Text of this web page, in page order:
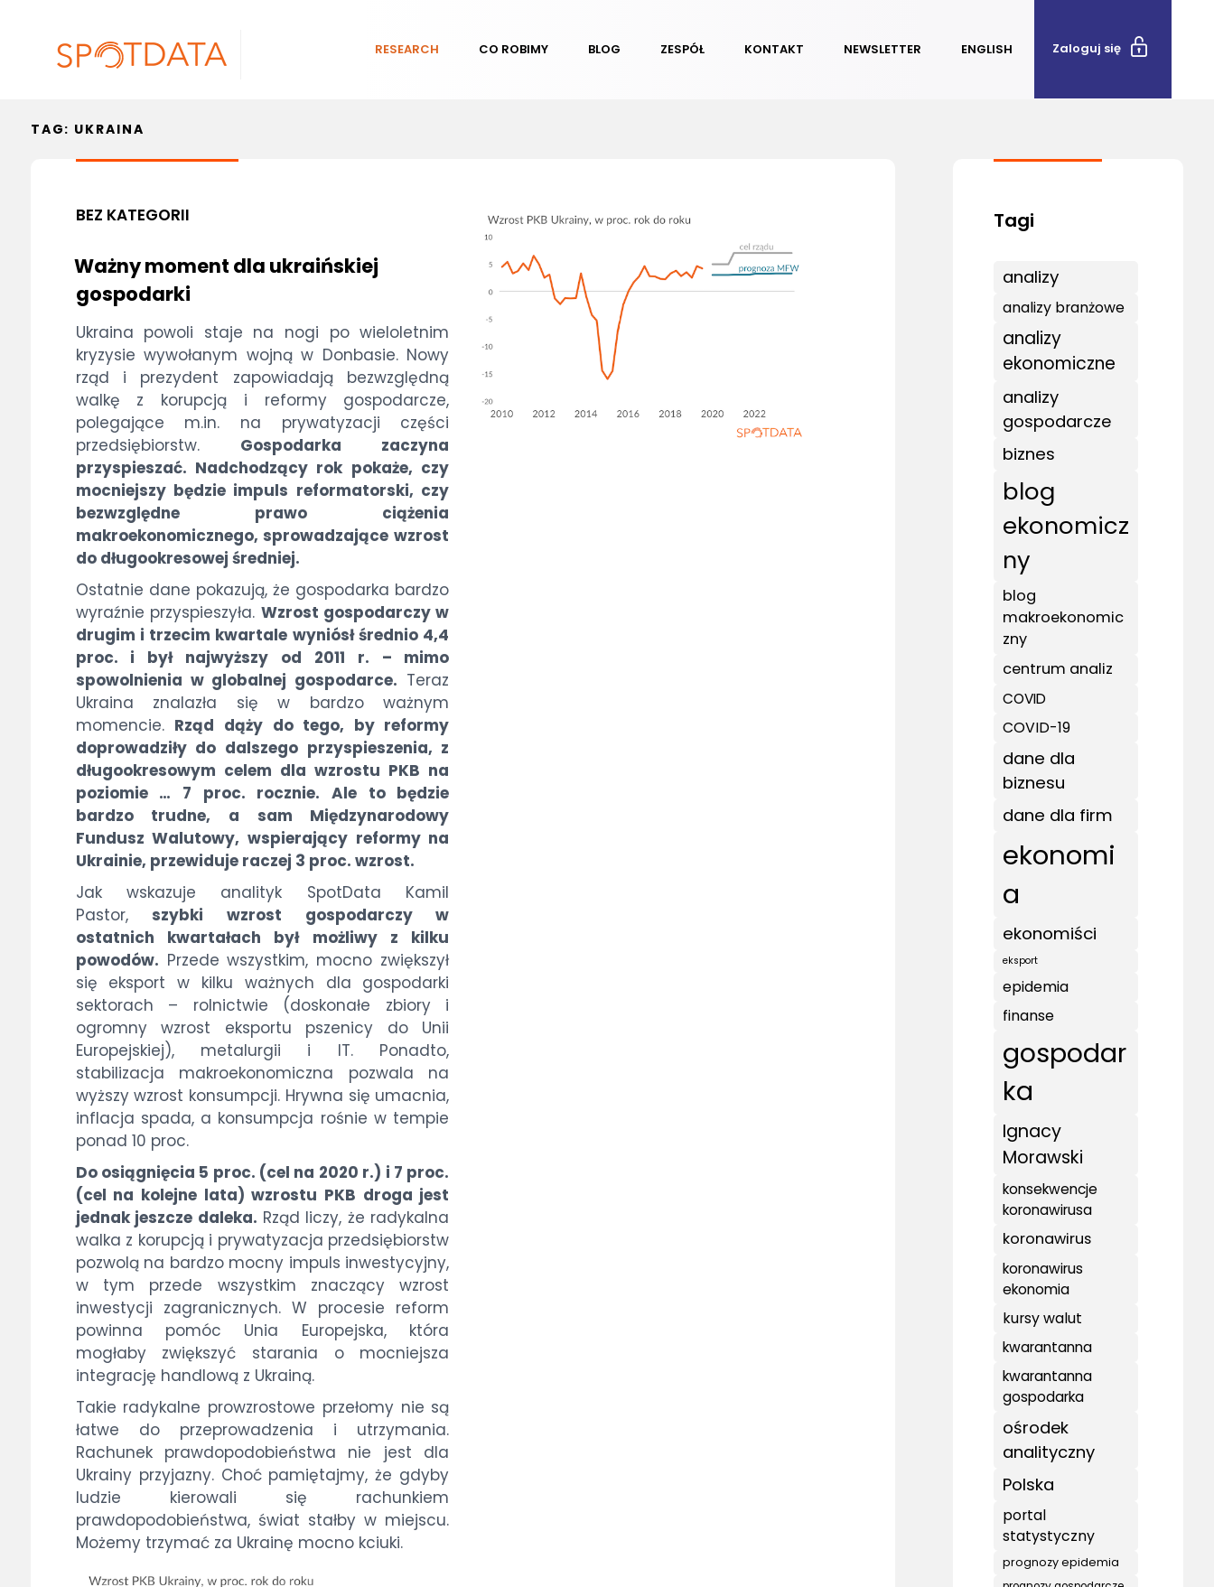
RESEARCH CO ROBIMY BLOG ZESPÓŁ KONTAKT NEWSLETTER ENGLISH Zaloguj się
TAG: UKRAINA
BEZ KATEGORII
Ważny moment dla ukraińskiej
gospodarki
Ukraina powoli staje na nogi po wieloletnim
kryzysie wywołanym wojną w Donbasie. Nowy
rząd i prezydent zapowiadają bezwzględną
walkę z korupcją i reformy gospodarcze,
polegające m.in. na prywatyzacji części
przedsiębiorstw. Gospodarka zaczyna
przyspieszać. Nadchodzący rok pokaże, czy
mocniejszy będzie impuls reformatorski, czy
bezwzględne prawo ciążenia
makroekonomicznego, sprowadzające wzrost
do długookresowej średniej.
Ostatnie dane pokazują, że gospodarka bardzo
wyraźnie przyspieszyła. Wzrost gospodarczy w
drugim i trzecim kwartale wyniósł średnio 4,4
proc. i był najwyższy od 2011 r. – mimo
spowolnienia w globalnej gospodarce. Teraz
Ukraina znalazła się w bardzo ważnym
momencie. Rząd dąży do tego, by reformy
doprowadziły do dalszego przyspieszenia, z
długookresowym celem dla wzrostu PKB na
poziomie … 7 proc. rocznie. Ale to będzie
bardzo trudne, a sam Międzynarodowy
Fundusz Walutowy, wspierający reformy na
Ukrainie, przewiduje raczej 3 proc. wzrost.
Jak wskazuje analityk SpotData Kamil
Pastor,szybki wzrost gospodarczy w
ostatnich kwartałach był możliwy z kilku
powodów. Przede wszystkim, mocno zwiększył
się eksport w kilku ważnych dla gospodarki
sektorach – rolnictwie (doskonałe zbiory i
ogromny wzrost eksportu pszenicy do Unii
Europejskiej), metalurgii i IT. Ponadto,
stabilizacja makroekonomiczna pozwala na
wyższy wzrost konsumpcji. Hrywna się umacnia,
inflacja spada, a konsumpcja rośnie w tempie
ponad 10 proc.
Do osiągnięcia 5 proc. (cel na 2020 r.) i 7 proc.
(cel na kolejne lata) wzrostu PKB droga jest
jednak jeszcze daleka. Rząd liczy, że radykalna
walka z korupcją i prywatyzacja przedsiębiorstw
pozwolą na bardzo mocny impuls inwestycyjny,
w tym przede wszystkim znaczący wzrost
inwestycji zagranicznych. W procesie reform
powinna pomóc Unia Europejska, która
mogłaby zwiększyć starania o mocniejsza
integrację handlową z Ukrainą.
Takie radykalne prowzrostowe przełomy nie są
łatwe do przeprowadzenia i utrzymania.
Rachunek prawdopodobieństwa nie jest dla
Ukrainy przyjazny. Choć pamiętajmy, że gdyby
ludzie kierowali się rachunkiem
prawdopodobieństwa, świat stałby w miejscu.
Możemy trzymać za Ukrainę mocno kciuki.
analizy
analizy branżowe
analizy
ekonomiczne
analizy
gospodarcze
biznes
blog
ekonomicz
ny
blog
makroekonomic
zny
centrum analiz
COVID
COVID-19
dane dla
biznesu
dane dla firm
ekonomi
a
ekonomiści
eksport
epidemia
finanse
gospodar
ka
Ignacy
Morawski
konsekwencje
koronawirusa
koronawirus
koronawirus
ekonomia
kursy walut
kwarantanna
kwarantanna
gospodarka
ośrodek
analityczny
Polska
portal
statystyczny
prognozy epidemia